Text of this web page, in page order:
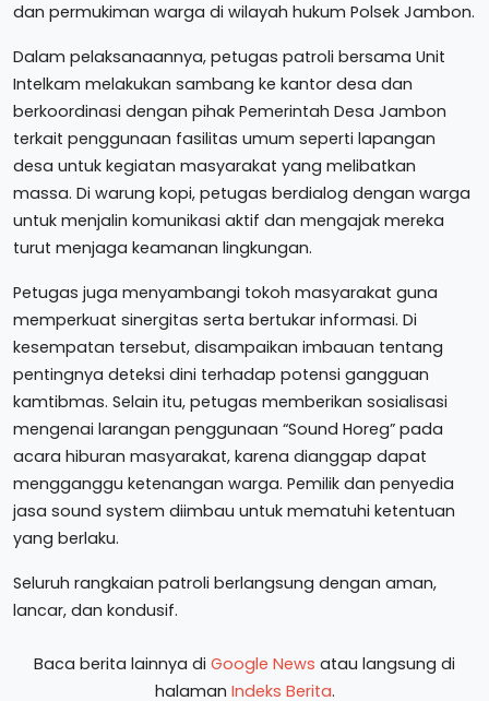
dan permukiman warga di wilayah hukum Polsek Jambon.
Dalam pelaksanaannya, petugas patroli bersama Unit
Intelkam melakukan sambang ke kantor desa dan
berkoordinasi dengan pihak Pemerintah Desa Jambon
terkait penggunaan fasilitas umum seperti lapangan
desa untuk kegiatan masyarakat yang melibatkan
massa. Di warung kopi, petugas berdialog dengan warga
untuk menjalin komunikasi aktif dan mengajak mereka
turut menjaga keamanan lingkungan.
Petugas juga menyambangi tokoh masyarakat guna
memperkuat sinergitas serta bertukar informasi. Di
kesempatan tersebut, disampaikan imbauan tentang
pentingnya deteksi dini terhadap potensi gangguan
kamtibmas. Selain itu, petugas memberikan sosialisasi
mengenai larangan penggunaan “Sound Horeg” pada
acara hiburan masyarakat, karena dianggap dapat
mengganggu ketenangan warga. Pemilik dan penyedia
jasa sound system diimbau untuk mematuhi ketentuan
yang berlaku.
Seluruh rangkaian patroli berlangsung dengan aman,
lancar, dan kondusif.
Baca berita lainnya di Google News atau langsung di
halaman Indeks Berita.